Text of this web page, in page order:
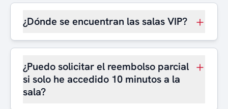
¿Dónde se encuentran las salas VIP?
¿Puedo solicitar el reembolso parcial
si solo he accedido 10 minutos a la
sala?